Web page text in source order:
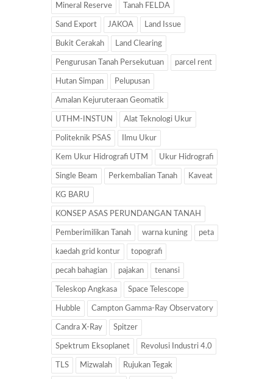
Mineral Reserve Tanah FELDA
Sand Export JAKOA Land Issue
Bukit Cerakah Land Clearing
Pengurusan Tanah Persekutuan parcel rent
Hutan Simpan Pelupusan
Amalan Kejuruteraan Geomatik
UTHM-INSTUN Alat Teknologi Ukur
Politeknik PSAS Ilmu Ukur
Kem Ukur Hidrografi UTM Ukur Hidrografi
Single Beam Perkembalian Tanah Kaveat
KG BARU
KONSEP ASAS PERUNDANGAN TANAH
Pemberimilikan Tanah warna kuning peta
kaedah grid kontur topografi
pecah bahagian pajakan tenansi
Teleskop Angkasa Space Telescope
Hubble Campton Gamma-Ray Observatory
Candra X-Ray Spitzer
Spektrum Eksoplanet Revolusi Industri 4.0
TLS Mizwalah Rujukan Tegak